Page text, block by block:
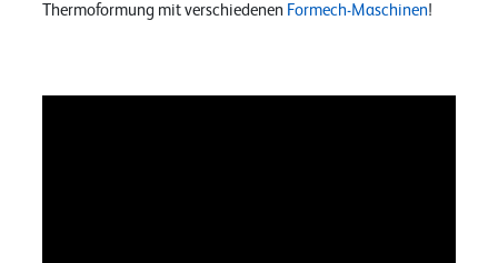
Thermoformung mit verschiedenen Formech-Maschinen!